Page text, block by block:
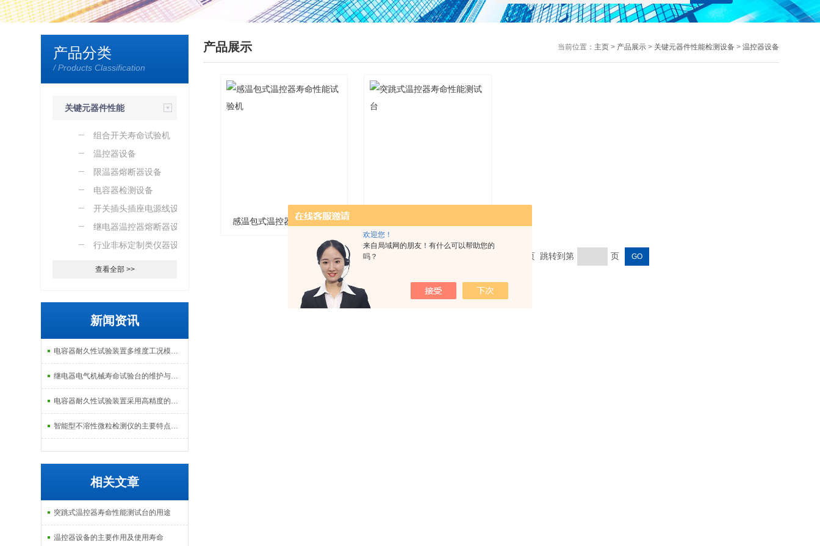
欢迎您！
来自局域网的朋友！有什么可以帮助您的
吗？
产品分类
/ Products Classification
关键元器件性能
检测设备组合开关寿命试验机
温控器设备
限温器熔断器设备
电容器检测设备
开关插头插座电源线设备
继电器温控器熔断器设备
行业非标定制类仪器设备
查看全部 >>
新闻资讯
电容器耐久性试验装置多维度工况模拟子系统分享
继电器电气机械寿命试验台的维护与校准方式
电容器耐久性试验装置采用高精度的温度控制系统
智能型不溶性微粒检测仪的主要特点及基本工作流程介绍
相关文章
突跳式温控器寿命性能测试台的用途
温控器设备的主要作用及使用寿命
产品展示 当前位置： 主页> 产品展示> 关键元器件性能检测设备> 温控器设备
感温包式温控器寿命性能试
台
共 2 条记录，当前 1 / 1 页 首页 上一页 下一页 末页 跳转到第 页